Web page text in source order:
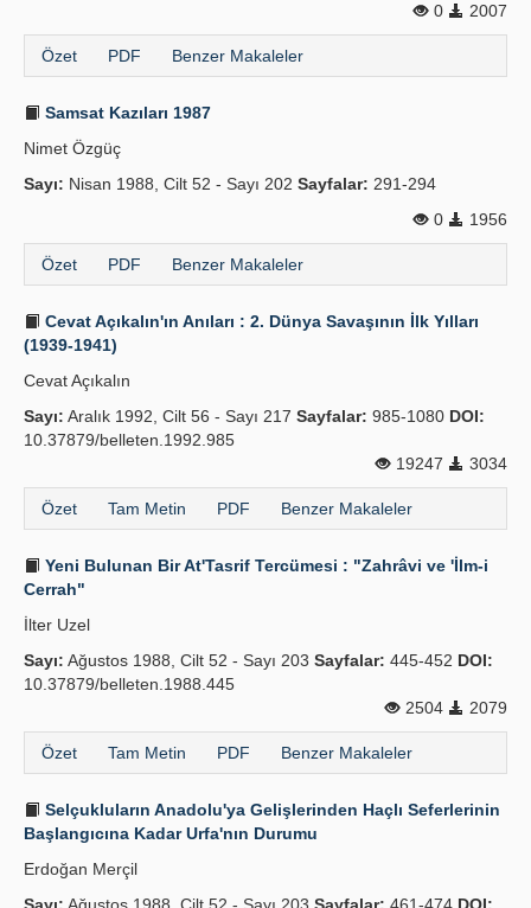
0
2007
Özet PDF Benzer Makaleler
Samsat Kazıları 1987
Nimet Özgüç
Sayı: Nisan 1988, Cilt 52 - Sayı 202 Sayfalar: 291-294
0
1956
Özet PDF Benzer Makaleler
Cevat Açıkalın'ın Anıları : 2. Dünya Savaşının İlk Yılları
(1939-1941)
Cevat Açıkalın
Sayı: Aralık 1992, Cilt 56 - Sayı 217 Sayfalar: 985-1080 DOI:
10.37879/belleten.1992.985
19247
3034
Özet Tam Metin PDF Benzer Makaleler
Yeni Bulunan Bir At'Tasrif Tercümesi : "Zahrâvi ve 'İlm-i
Cerrah"
İlter Uzel
Sayı: Ağustos 1988, Cilt 52 - Sayı 203 Sayfalar: 445-452 DOI:
10.37879/belleten.1988.445
2504
2079
Özet Tam Metin PDF Benzer Makaleler
Selçukluların Anadolu'ya Gelişlerinden Haçlı Seferlerinin
Başlangıcına Kadar Urfa'nın Durumu
Erdoğan Merçil